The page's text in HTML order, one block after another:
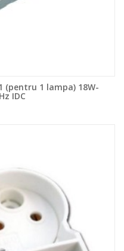
(pentru 1 lampa) 18W-
IDC